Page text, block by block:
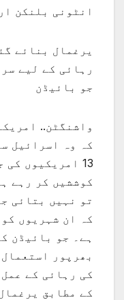
انٹونی بلنکن
رہائی کے لیے
جو بائیڈن
واشنگٹن..
کہ وہ اسرائیل
13 امریکیوں
کوششیں کر رہے
تو نہیں بتائی
کہ ان شہریوں
ہے۔ جو بائیڈن
بھرپور
کی رہائی کے
کے مطابق